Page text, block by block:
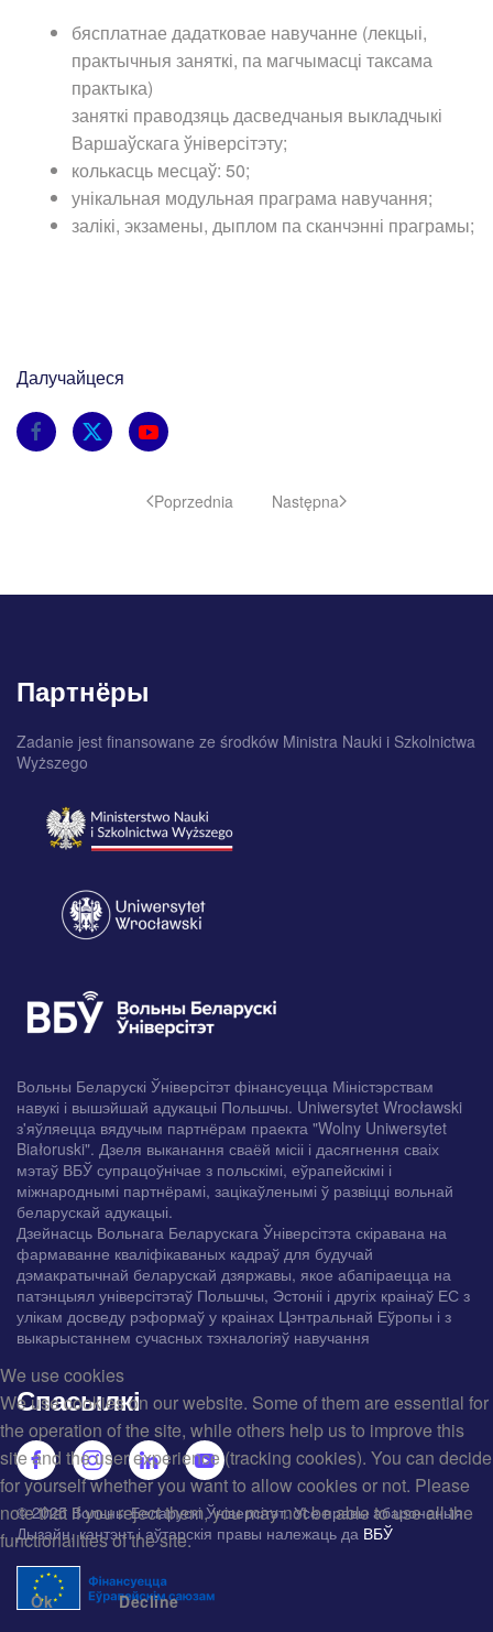
Далучайцеся
бясплатнае дадатковае навучанне (лекцыі,
практычныя заняткі, па магчымасці таксама
практыка)
заняткі праводзяць дасведчаныя выкладчыкі
Варшаўскага ўніверсітэту;
колькасць месцаў: 50;
унікальная модульная праграма навучання;
залікі, экзамены, дыплом па сканчэнні праграмы;
Poprzednia Następna
Партнёры
Zadanie jest finansowane ze środków Ministra Nauki i Szkolnictwa
Wyższego
Вольны Беларускі Ўніверсітэт фінансуецца Міністэрствам
навукі і вышэйшай адукацыі Польшчы. Uniwersytet Wrocławski
з'яўляецца вядучым партнёрам праекта "Wolny Uniwersytet
Białoruski". Дзеля выканання сваёй місіі і дасягнення сваіх
мэтаў ВБЎ супрацоўнічае з польскімі, еўрапейскімі і
міжнароднымі партнёрамі, зацікаўленымі ў развіцці вольнай
беларускай адукацыі.
Дзейнасць Вольнага Беларускага Ўніверсітэта скіравана на
фармаванне кваліфікаваных кадраў для будучай
дэмакратычнай беларускай дзяржавы, якое абапіраецца на
патэнцыял універсітэтаў Польшчы, Эстоніі і другіх краінаў ЕС з
улікам досведу рэформаў у краінах Цэнтральнай Еўропы і з
выкарыстаннем сучасных тэхналогіяў навучання
Спасылкі
© 2025 Вольны Беларускі Ўніверсітэт. Усе правы абароненыя.
Дызайн, кантэнт і аўтарскія правы належаць да ВБЎ
We use cookies
We use cookies on our website. Some of them are essential for
the operation of the site, while others help us to improve this
site and the user experience (tracking cookies). You can decide
for yourself whether you want to allow cookies or not. Please
note that if you reject them, you may not be able to use all the
functionalities of the site.
Ok Decline